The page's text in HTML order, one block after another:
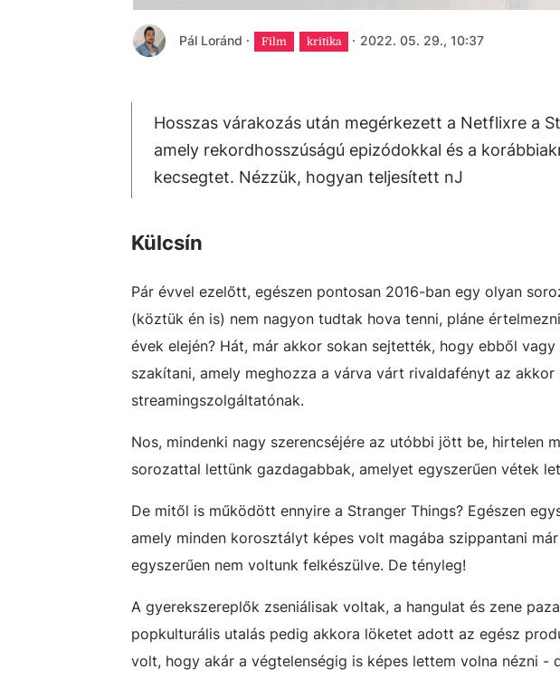
Pál Loránd · Film kritika · 2022. 05. 29., 10:37
Hosszas várakozás után megérkezett a Netflixre a
amely rekordhosszúságú epizódokkal és a
kecsegtet. Nézzük, hogyan teljesített nJ
Külcsín
Pár évvel ezelőtt, egészen pontosan 2016-ban egy olyan
(köztük én is) nem nagyon tudtak hova tenni, pláne
évek elején? Hát, már akkor sokan sejtették, hogy ebből
szakítani, amely meghozza a várva várt rivaldafényt az akkor
streamingszolgáltatónak.
Nos, mindenki nagy szerencséjére az utóbbi jött be, hirtelen
sorozattal lettünk gazdagabbak, amelyet egyszerűen vétek
De mitől is működött ennyire a Stranger Things? Egészen
amely minden korosztályt képes volt magába szippantani
egyszerűen nem voltunk felkészülve. De tényleg!
A gyerekszereplők zseniálisak voltak, a hangulat és zene
popkulturális utalás pedig akkora löketet adott az egész
volt, hogy akár a végtelenségig is képes lettem volna nézni -